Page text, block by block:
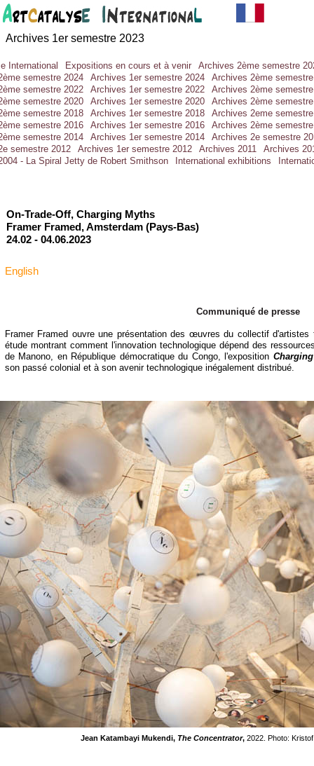
On-Trade-Off, Charging Myths
Framer Framed, Amsterdam (Pays-Bas)
24.02 - 04.06.2023
Communiqué de presse
Framer Framed ouvre une présentation des œuvres du collectif
étude montrant comment l'innovation technologique dépend des
de Manono, en République démocratique du Congo, l'exposition
son passé colonial et à son avenir technologique inégalement distribué.
English
Jean Katambayi Mukendi, The Concentrator, 2022. Photo:
Archives 1er semestre 2023
International Expositions en cours et à venir
Archives 2ème semestre
semestre 2024
Archives 1er semestre 2024
Archives 2ème
semestre 2022
Archives 1er semestre 2022
Archives 2ème
semestre 2020
Archives 1er semestre 2020
Archives 2ème
semestre 2018
Archives 1er semestre 2018
Archives 2eme
semestre 2016
Archives 1er semestre 2016
Archives 2ème
semestre 2014
Archives 1er semestre 2014
Archives 2e semestre
semestre 2012
Archives 1er semestre 2012 Archives 2011
Archives
- La Spiral Jetty de Robert Smithson
International exhibitions